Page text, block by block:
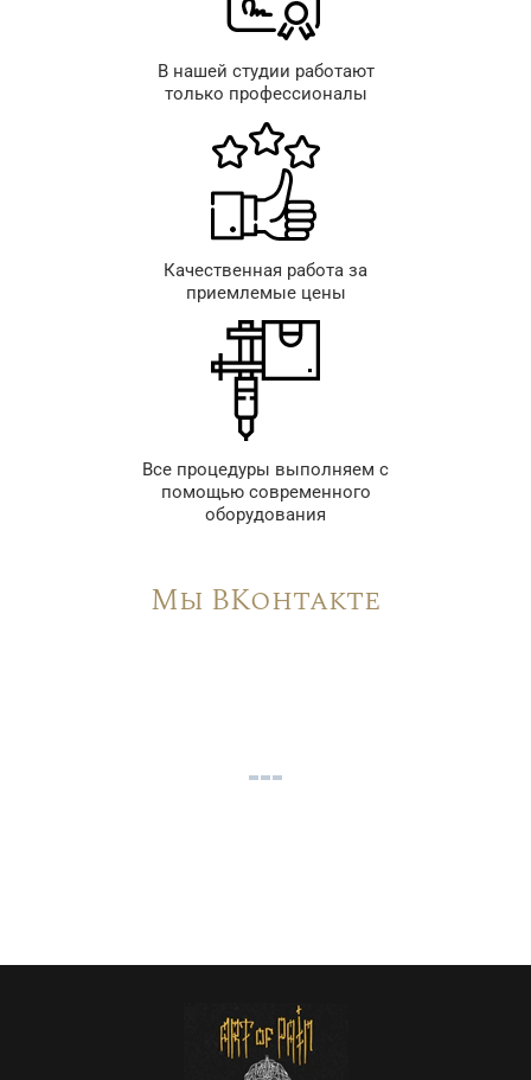
В нашей студии работают
только профессионалы
Качественная работа за
приемлемые цены
Все процедуры выполняем с
помощью современного
оборудования
Мы ВКонтакте